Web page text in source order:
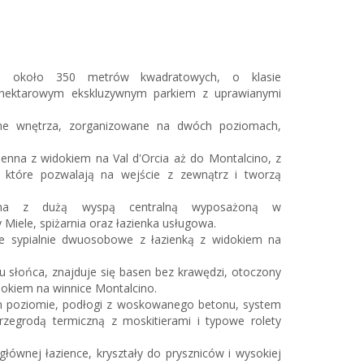
około 350 metrów kwadratowych, o klasie
ekskluzywnym parkiem z uprawianymi
wnętrza, zorganizowane na dwóch poziomach,
z widokiem na Val d'Orcia aż do Montalcino, z
które pozwalają na wejście z zewnątrz i tworzą
z dużą wyspą centralną wyposażoną w
spiżarnia oraz łazienka usługowa.
sypialnie dwuosobowe z łazienką z widokiem na
znajduje się basen bez krawędzi, otoczony
na winnice Montalcino.
poziomie, podłogi z woskowanego betonu, system
termiczną z moskitierami i typowe rolety
łazience, kryształy do pryszniców i wysokiej